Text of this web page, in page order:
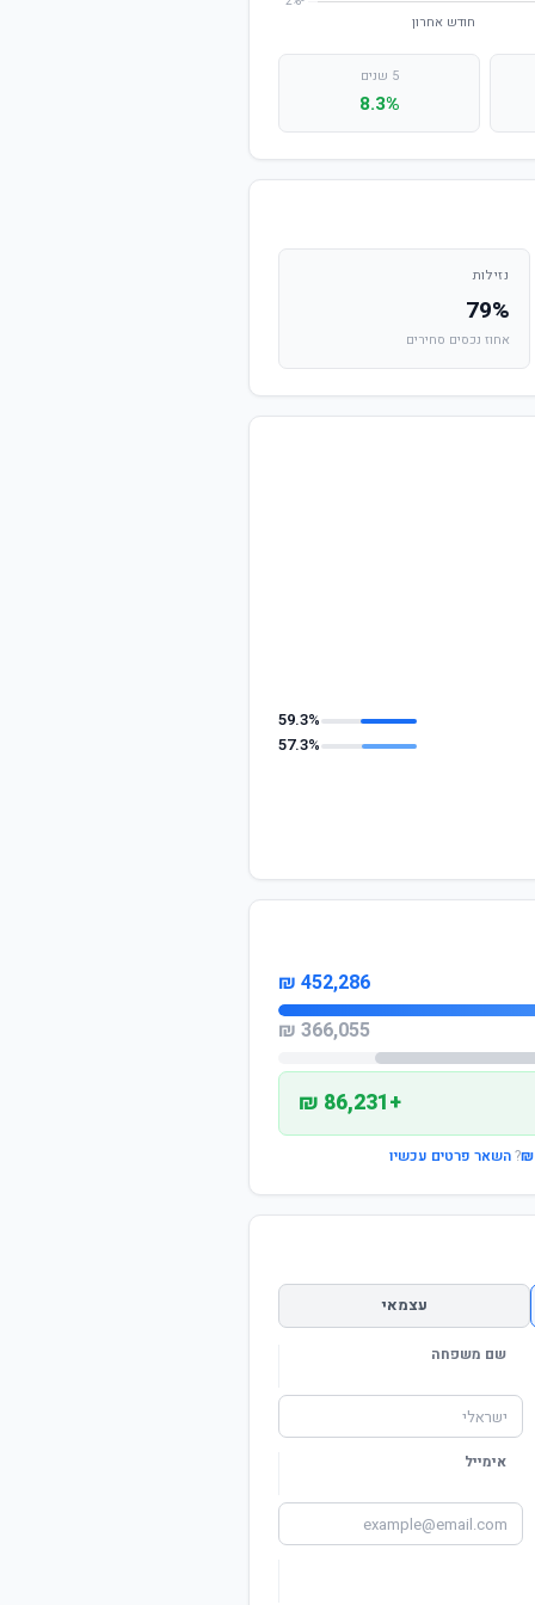
5 שנים
8.3%
נזילות
79%
אחוז נכסים סחירים
59.3%
57.3%
452,286 ₪
366,055 ₪
+86,231 ₪
?השאר פרטים עכשיו
עצמאי
שם משפחה
אימייל